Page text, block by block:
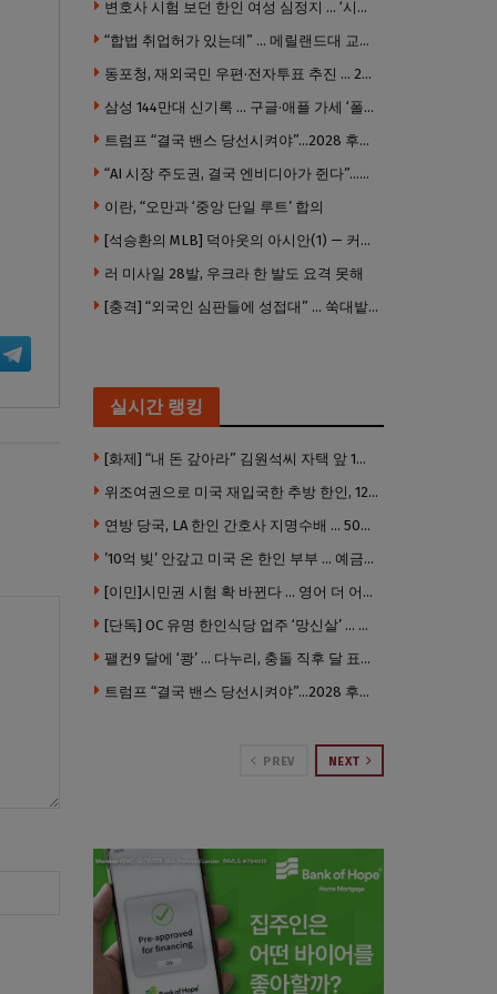
변호사 시험 보던 한인 여성 심정지 … ‘시험장측 대응 부적절’ 소송
“합법 취업허가 있는데” … 메릴랜드대 교수, 공항서 ICE에 체포, 구금 중
동포청, 재외국민 우편·전자투표 추진 … 2028년 도입 목표
삼성 144만대 신기록 … 구글·애플 가세 ‘폴더블 대전’ 열린다
트럼프 “결국 밴스 당선시켜야”…2028 후계 구도 힘 싣나
“AI 시장 주도권, 결국 엔비디아가 쥔다”…모건스탠리 장담
이란, “오만과 ‘중앙 단일 루트’ 합의
[석승환의 MLB] 덕아웃의 아시안(1) — 커트 스즈키가 우리에게 묻는 것
러 미사일 28발, 우크라 한 발도 요격 못해
[충격] “외국인 심판들에 성접대” … 쑥대밭된 축협 어디까지 추락하나
실시간 랭킹
[화제] “내 돈 갚아라” 김원석씨 자택 앞 1인 광대 시위 … 한인 투자사, “108만 달러 못받아”
위조여권으로 미국 재입국한 추방 한인, 120만 달러 은행 사기 행각
연방 당국, LA 한인 간호사 지명수배 … 500만 달러 메디캐어 사기, 선고 직전 한국 도주
’10억 빚’ 안갚고 미국 온 한인 부부 … 예금보험공사, 미국서 소송
[이민]시민권 시험 확 바뀐다 … 영어 더 어렵게, 민간시험 도입 추진
[단독] OC 유명 한인식당 업주 ‘망신살’ … 육류대금 안 갚자 식당서 공개추심
팰컨9 달에 ‘쾅’ … 다누리, 충돌 직후 달 표면 촬영 유일 탐사선
트럼프 “결국 밴스 당선시켜야”…2028 후계 구도 힘 싣나
PREV NEXT